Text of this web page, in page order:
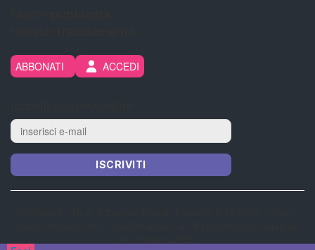
ABBONATI ACCEDI
ISCRIVITI
P.I. 00866240807